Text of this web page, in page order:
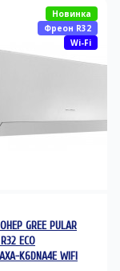
Новинка
Фреон R32
Wi-Fi
GREE PULAR
ECO
K6DNA4E WIFI